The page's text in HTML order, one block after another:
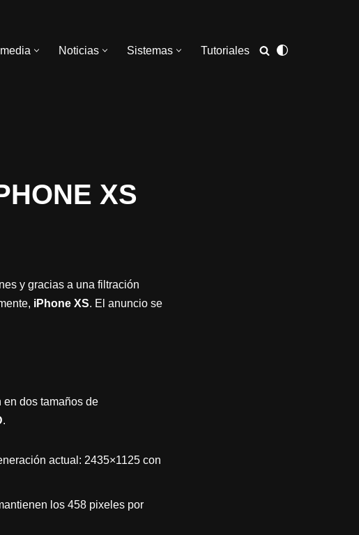
Noticias Sistemas Tutoriales
XS
y gracias a una filtración
iPhone XS. El anuncio se
dos tamaños de
.
actual: 2435×1125 con
los 458 pixeles por